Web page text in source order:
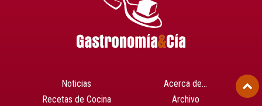
Noticias
Recetas de Cocina
Acerca de…
Archivo